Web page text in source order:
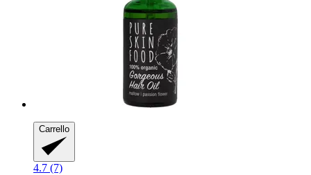
Carrello
4.7 (7)